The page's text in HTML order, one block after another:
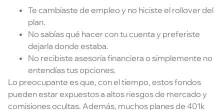
Te cambiaste de empleo y no hiciste el rollover del
plan.
No sabías qué hacer con tu cuenta y preferiste
dejarla donde estaba.
No recibiste asesoría financiera o simplemente no
entendías tus opciones.
Lo preocupante es que, con el tiempo, estos fondos
pueden estar expuestos a altos riesgos de mercado y
comisiones ocultas. Además, muchos planes de 401k